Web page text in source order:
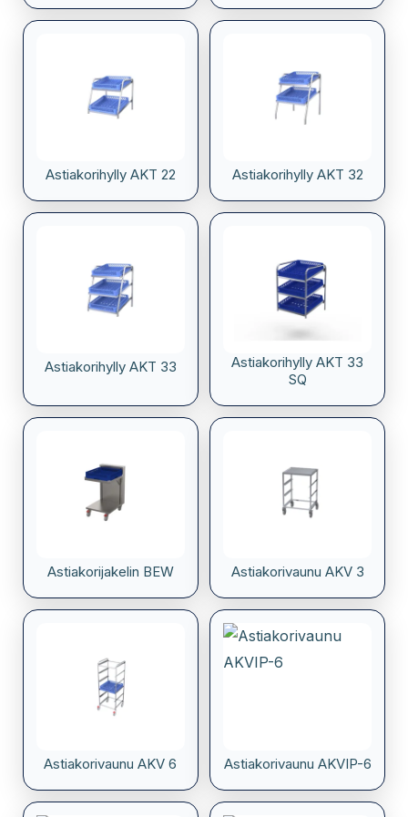
Astiakorihylly AKT 22 Astiakorihylly AKT 32
Astiakorihylly AKT 33
Astiakorihylly AKT 33
SQ
Astiakorijakelin BEW Astiakorivaunu AKV 3
Astiakorivaunu AKV 6 Astiakorivaunu AKVIP-6